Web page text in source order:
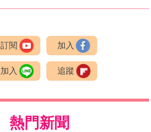
訂閱 加入
加入 追蹤
熱門新聞